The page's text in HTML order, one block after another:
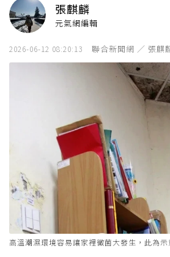
張麒麟
元氣網編輯
2026-06-12 08:20:13 聯合新聞網 ／ 張麒
高溫潮濕環境容易讓家裡黴菌大發生，此為